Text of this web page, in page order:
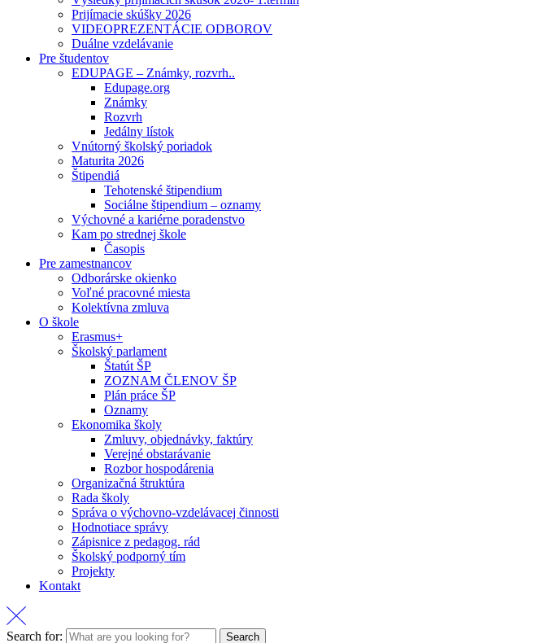
Prijímacie skúšky 2026
VIDEOPREZENTÁCIE ODBOROV
Duálne vzdelávanie
Pre študentov
EDUPAGE – Známky, rozvrh..
Edupage.org
Známky
Rozvrh
Jedálny lístok
Vnútorný školský poriadok
Maturita 2026
Štipendiá
Tehotenské štipendium
Sociálne štipendium – oznamy
Výchovné a kariérne poradenstvo
Kam po strednej škole
Časopis
Pre zamestnancov
Odborárske okienko
Voľné pracovné miesta
Kolektívna zmluva
O škole
Erasmus+
Školský parlament
Štatút ŠP
ZOZNAM ČLENOV ŠP
Plán práce ŠP
Oznamy
Ekonomika školy
Zmluvy, objednávky, faktúry
Verejné obstarávanie
Rozbor hospodárenia
Organizačná štruktúra
Rada školy
Správa o výchovno-vzdelávacej činnosti
Hodnotiace správy
Zápisnice z pedagog. rád
Školský podporný tím
Projekty
Kontakt
Search for: Search